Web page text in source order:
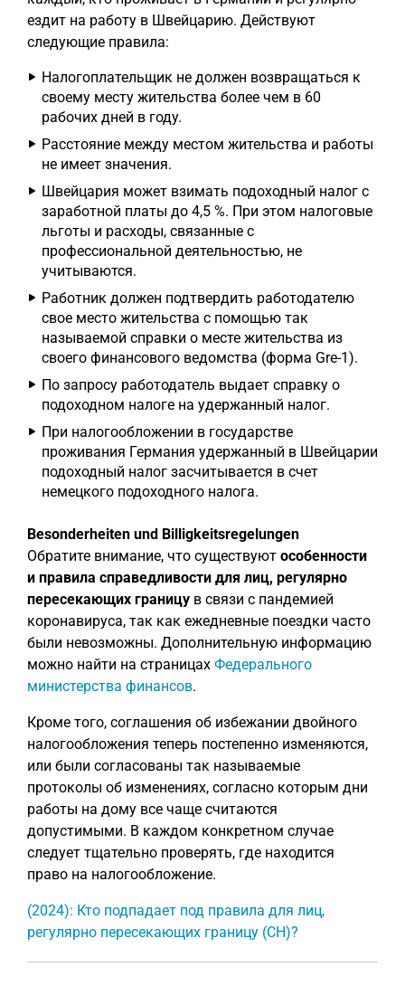
ездит на работу в Швейцарию. Действуют
следующие правила:
Налогоплательщик не должен возвращаться к
своему месту жительства более чем в 60
рабочих дней в году.
Расстояние между местом жительства и работы
не имеет значения.
Швейцария может взимать подоходный налог с
заработной платы до 4,5 %. При этом налоговые
льготы и расходы, связанные с
профессиональной деятельностью, не
учитываются.
Работник должен подтвердить работодателю
свое место жительства с помощью так
называемой справки о месте жительства из
своего финансового ведомства (форма Gre-1).
По запросу работодатель выдает справку о
подоходном налоге на удержанный налог.
При налогообложении в государстве
проживания Германия удержанный в Швейцарии
подоходный налог засчитывается в счет
немецкого подоходного налога.
Besonderheiten und Billigkeitsregelungen
Обратите внимание, что существуют особенности
и правила справедливости для лиц, регулярно
пересекающих границу в связи с пандемией
коронавируса, так как ежедневные поездки часто
были невозможны. Дополнительную информацию
можно найти на страницах Федерального
министерства финансов.
Кроме того, соглашения об избежании двойного
налогообложения теперь постепенно изменяются,
или были согласованы так называемые
протоколы об изменениях, согласно которым дни
работы на дому все чаще считаются
допустимыми. В каждом конкретном случае
следует тщательно проверять, где находится
право на налогообложение.
(2024): Кто подпадает под правила для лиц,
регулярно пересекающих границу (CH)?